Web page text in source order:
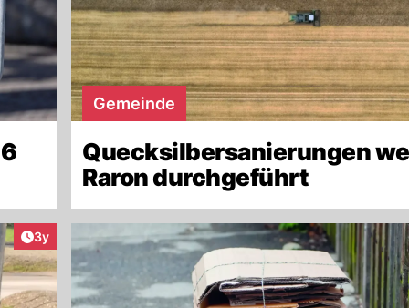
Gemeinde
Quecksilbersanierungen
Raron durchgeführt
Artikel veröffentlicht:
3y